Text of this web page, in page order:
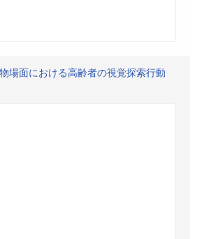
場面における高齢者の視覚探索行動